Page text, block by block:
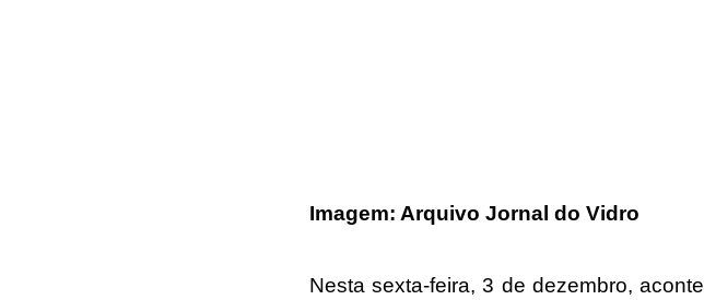
Imagem: Arquivo Jornal do Vidro
Nesta sexta-feira, 3 de dezembro,